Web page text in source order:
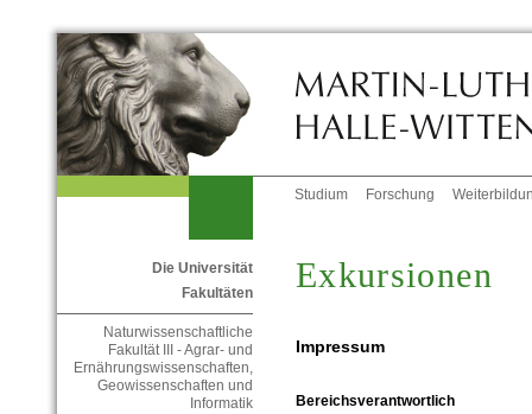
Studium Forschung
Die Universität
Fakultäten
Naturwissenschaftliche
Fakultät III - Agrar- und
Ernährungswissenschaften,
Geowissenschaften und
Informatik
Exkursionen
Impressum
Bereichsverantwortlich